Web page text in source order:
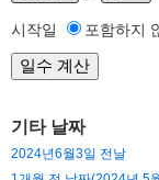
시작일 포함하지
기타 날짜
2024년6월3일 전날